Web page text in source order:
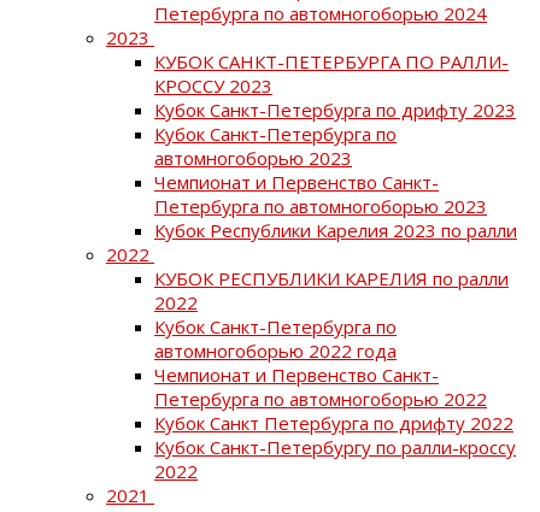
Петербурга по автомногоборью 2024
2023
КУБОК САНКТ-ПЕТЕРБУРГА ПО РАЛЛИ-
КРОССУ 2023
Кубок Санкт-Петербурга по дрифту 2023
Кубок Санкт-Петербурга по
автомногоборью 2023
Чемпионат и Первенство Санкт-
Петербурга по автомногоборью 2023
Кубок Республики Карелия 2023 по ралли
2022
КУБОК РЕСПУБЛИКИ КАРЕЛИЯ по ралли
2022
Кубок Санкт-Петербурга по
автомногоборью 2022 года
Чемпионат и Первенство Санкт-
Петербурга по автомногоборью 2022
Кубок Санкт Петербурга по дрифту 2022
Кубок Санкт-Петербургу по ралли-кроссу
2022
2021